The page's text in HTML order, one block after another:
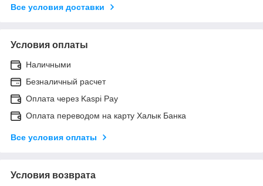
Все условия доставки
Условия оплаты
Наличными
Безналичный расчет
Оплата через Kaspi Pay
Оплата переводом на карту Халык Банка
Все условия оплаты
Условия возврата